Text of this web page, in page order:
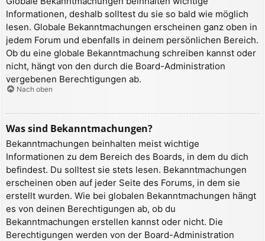
Informationen, deshalb solltest du sie so bald wie möglich
lesen. Globale Bekanntmachungen erscheinen ganz oben in
jedem Forum und ebenfalls in deinem persönlichen Bereich.
Ob du eine globale Bekanntmachung schreiben kannst oder
nicht, hängt von den durch die Board-Administration
vergebenen Berechtigungen ab.
Nach oben
Was sind Bekanntmachungen?
Bekanntmachungen beinhalten meist wichtige
Informationen zu dem Bereich des Boards, in dem du dich
befindest. Du solltest sie stets lesen. Bekanntmachungen
erscheinen oben auf jeder Seite des Forums, in dem sie
erstellt wurden. Wie bei globalen Bekanntmachungen hängt
es von deinen Berechtigungen ab, ob du
Bekanntmachungen erstellen kannst oder nicht. Die
Berechtigungen werden von der Board-Administration